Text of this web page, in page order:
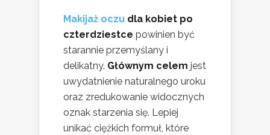
Makijaż oczu dla kobiet po
czterdziestce powinien być
starannie przemyślany i
delikatny. Głównym celem jest
uwydatnienie naturalnego uroku
oraz zredukowanie widocznych
oznak starzenia się. Lepiej
unikać ciężkich formuł, które